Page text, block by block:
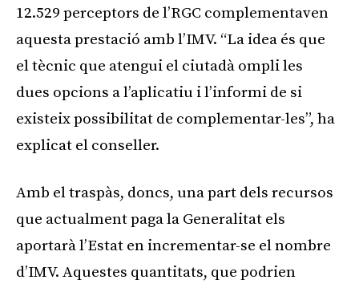
12.529 perceptors de l’RGC complementaven
aquesta prestació amb l’IMV. “La idea és que
el tècnic que atengui el ciutadà ompli les
dues opcions a l’aplicatiu i l’informi de si
existeix possibilitat de complementar-les”, ha
explicat el conseller.
Amb el traspàs, doncs, una part dels recursos
que actualment paga la Generalitat els
aportarà l’Estat en incrementar-se el nombre
d’IMV. Aquestes quantitats, que podrien